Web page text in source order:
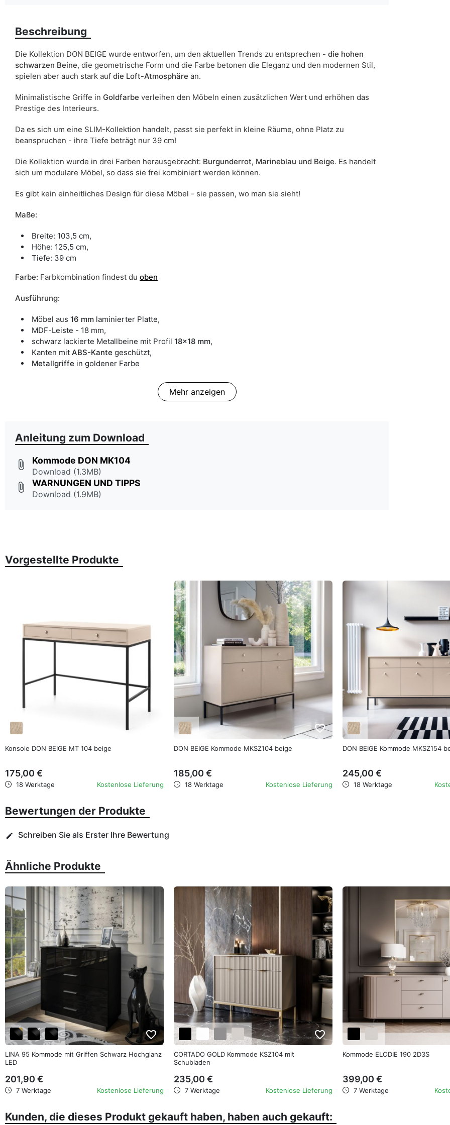
Breite
ean13 5904870896785
Liefertermin:
Beschreibung
Die Kollektion DON BEIGE wurde entworfen, um den aktuellen Trends zu entsprechen - die hohen
schwarzen Beine, die geometrische Form und die Farbe betonen die Eleganz und den modernen Stil,
spielen aber auch stark auf die Loft-Atmosphäre an.
Minimalistische Griffe in Goldfarbe verleihen den Möbeln einen zusätzlichen Wert und erhöhen das
Prestige des Interieurs.
Da es sich um eine SLIM-Kollektion handelt, passt sie perfekt in kleine Räume, ohne Platz zu
beanspruchen - ihre Tiefe beträgt nur 39 cm!
Die Kollektion wurde in drei Farben herausgebracht: Burgunderrot, Marineblau und Beige. Es handelt
sich um modulare Möbel, so dass sie frei kombiniert werden können.
Es gibt kein einheitliches Design für diese Möbel - sie passen, wo man sie sieht!
Maße:
Breite: 103,5 cm,
Höhe: 125,5 cm,
Tiefe: 39 cm
Farbe: Farbkombination findest du oben
Ausführung:
Möbel aus 16 mm laminierter Platte,
MDF-Leiste - 18 mm,
schwarz lackierte Metallbeine mit Profil 18x18 mm,
Kanten mit ABS-Kante geschützt,
Metallgriffe in goldener Farbe
Mehr anzeigen
Anleitung zum Download
attach_file Kommode DON MK104
Download (1.3MB)
attach_file WARNUNGEN UND TIPPS
Download (1.9MB)
Vorgestellte Produkte
Konsole DON BEIGE MT 104 beige
175,00 €
18 Werktage Kostenlose Lieferung
favorite_border
DON BEIGE Kommode MKSZ104 beige
185,00 €
18 Werktage Kostenlose Lieferung
DON BEIGE Kommode MKSZ154
245,00 €
18 Werktage
Bewertungen der Produkte
edit Schreiben Sie als Erster Ihre Bewertung
Ähnliche Produkte
favorite_border
LINA 95 Kommode mit Griffen Schwarz Hochglanz
LED
201,90 €
7 Werktage Kostenlose Lieferung
favorite_border
CORTADO GOLD Kommode KSZ104 mit
Schubladen
235,00 €
7 Werktage Kostenlose Lieferung
Kommode ELODIE 190 2D3S
399,00 €
7 Werktage
Kunden, die dieses Produkt gekauft haben, haben auch gekauft: